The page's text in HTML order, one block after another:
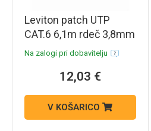
Leviton patch UTP
CAT.6 6,1m rdeč 3,8mm
HighFlex P12 6H4P0-
Na zalogi pri dobavitelju
12,03 €
V KOŠARICO